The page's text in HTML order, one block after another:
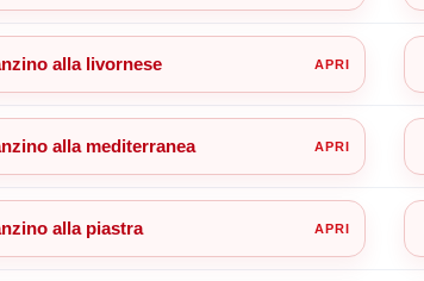
alla livornese
alla mediterranea
alla piastra